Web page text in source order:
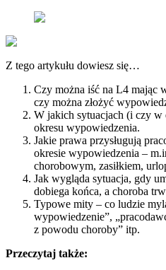
Z tego artykułu dowiesz się…
Czy można iść na L4 mając
czy można złożyć
W jakich sytuacjach (i czy w
okresu wypowiedzenia.
Jakie prawa przysługują
okresie wypowiedzenia –
chorobowym, zasiłkiem,
Jak wygląda sytuacja, gdy
dobiega końca, a choroba
Typowe mity – co ludzie
wypowiedzenie”,
z powodu choroby” itp.
Przeczytaj także: